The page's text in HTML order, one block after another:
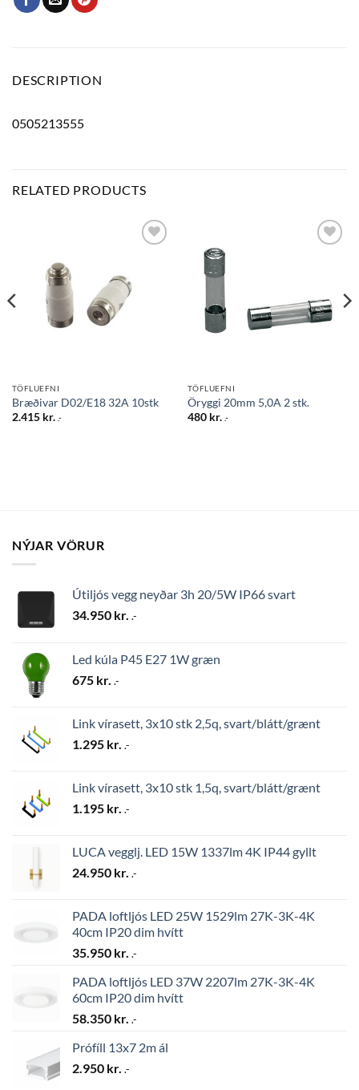
DESCRIPTION
0505213555
RELATED PRODUCTS
TÖFLUEFNI
Bræðivar D02/E18 32A 10stk
2.415 kr. .-
TÖFLUEFNI
Öryggi 20mm 5,0A 2 stk.
480 kr. .-
NÝJAR VÖRUR
Útiljós vegg neyðar 3h 20/5W IP66 svart
34.950 kr. .-
Led kúla P45 E27 1W græn
675 kr. .-
Link vírasett, 3x10 stk 2,5q, svart/blátt/grænt
1.295 kr. .-
Link vírasett, 3x10 stk 1,5q, svart/blátt/grænt
1.195 kr. .-
LUCA vegglj. LED 15W 1337lm 4K IP44 gyllt
24.950 kr. .-
PADA loftljós LED 25W 1529lm 27K-3K-4K
40cm IP20 dim hvítt
35.950 kr. .-
PADA loftljós LED 37W 2207lm 27K-3K-4K
60cm IP20 dim hvítt
58.350 kr. .-
Prófíll 13x7 2m ál
2.950 kr. .-